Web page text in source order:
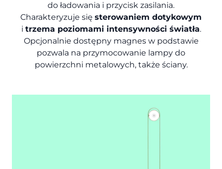
do ładowania i przycisk zasilania.
Charakteryzuje się sterowaniem dotykowym
i trzema poziomami intensywności światła.
Opcjonalnie dostępny magnes w podstawie
pozwala na przymocowanie lampy do
powierzchni metalowych, także ściany.